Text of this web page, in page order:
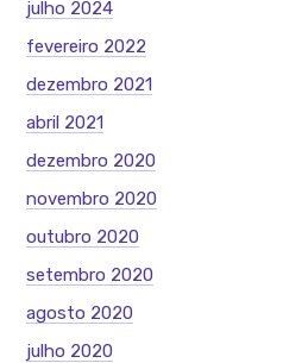
julho 2024
fevereiro 2022
dezembro 2021
abril 2021
dezembro 2020
novembro 2020
outubro 2020
setembro 2020
agosto 2020
julho 2020